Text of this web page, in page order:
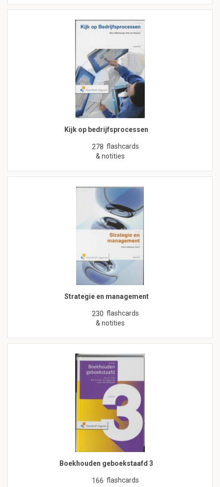
Kijk op bedrijfsprocessen
278 flashcards
& notities
Strategie en management
230 flashcards
& notities
Boekhouden geboekstaafd 3
166 flashcards